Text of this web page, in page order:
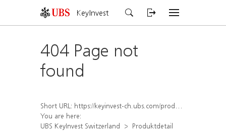
KeyInvest
404 Page not
found
Short URL: https://keyinvest-ch.ubs.com/produkt/detail/index/isin/CH1579760815
You are here:
UBS KeyInvest Switzerland
Produktdetail